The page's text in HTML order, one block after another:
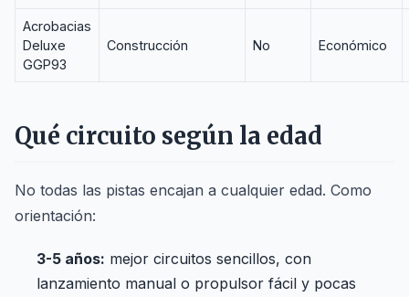
Acrobacias
Deluxe
GGP93
Construcción No Económico
Qué circuito según la edad
No todas las pistas encajan a cualquier edad. Como
orientación:
3-5 años: mejor circuitos sencillos, con
lanzamiento manual o propulsor fácil y pocas